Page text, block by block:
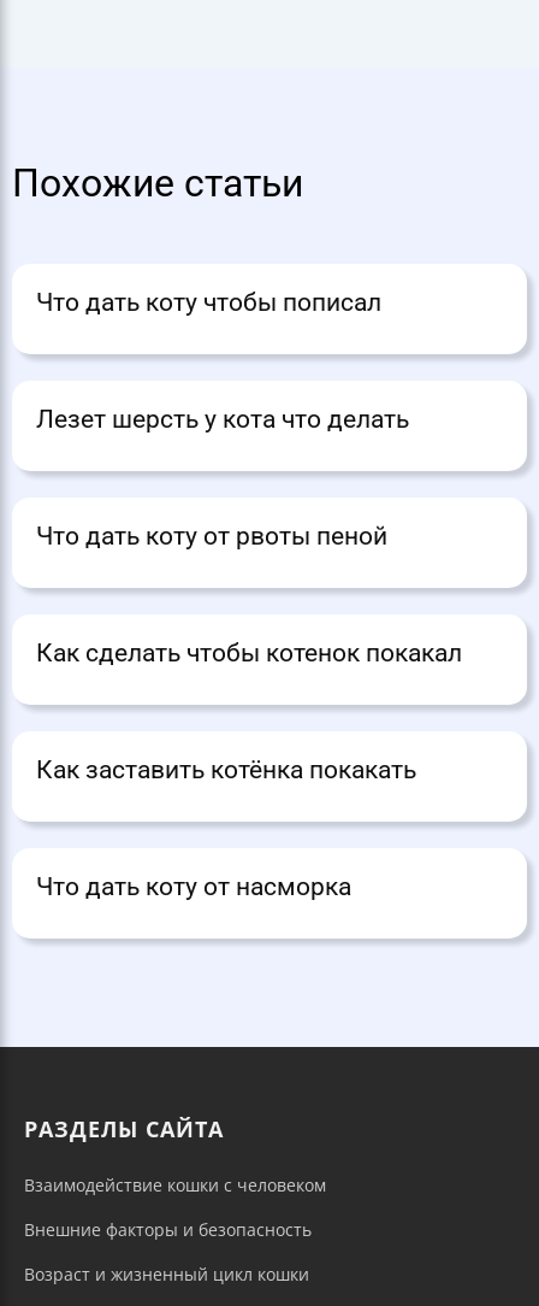
Похожие статьи
Что дать коту чтобы пописал
Лезет шерсть у кота что делать
Что дать коту от рвоты пеной
Как сделать чтобы котенок покакал
Как заставить котёнка покакать
Что дать коту от насморка
РАЗДЕЛЫ САЙТА
Взаимодействие кошки с человеком
Внешние факторы и безопасность
Возраст и жизненный цикл кошки